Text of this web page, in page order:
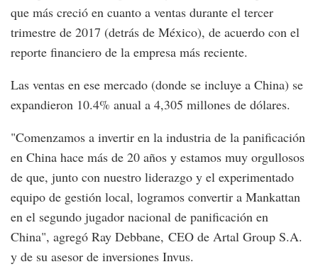
que más creció en cuanto a ventas durante el tercer
trimestre de 2017 (detrás de México), de acuerdo con el
reporte financiero de la empresa más reciente.
Las ventas en ese mercado (donde se incluye a China) se
expandieron 10.4% anual a 4,305 millones de dólares.
"Comenzamos a invertir en la industria de la panificación
en China hace más de 20 años y estamos muy orgullosos
de que, junto con nuestro liderazgo y el experimentado
equipo de gestión local, logramos convertir a Mankattan
en el segundo jugador nacional de panificación en
China", agregó Ray Debbane, CEO de Artal Group S.A.
y de su asesor de inversiones Invus.